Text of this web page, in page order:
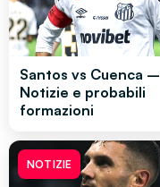
Santos vs Cuenca –
Notizie e probabili
formazioni
NOTIZIE